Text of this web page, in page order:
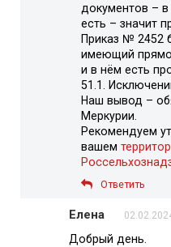
документов – в
есть – значит
Приказ № 2452
имеющий
и в нём есть
51.1.
Наш вывод –
Меркурии.
Рекомендуем
вашем
Ответить
Елена
Добрый день.